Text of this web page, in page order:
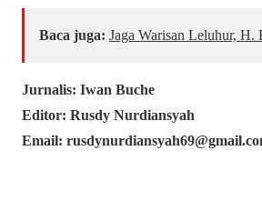
Baca juga: Jaga Warisan Leluhur, H.
Jurnalis: Iwan Buche
Editor: Rusdy Nurdiansyah
Email: